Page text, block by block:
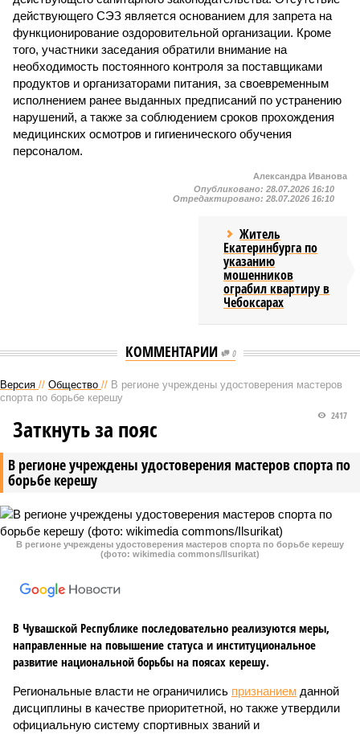
действующего СЭЗ является основанием для запрета на
функционирование оздоровительной организации. Кроме
того, участники заседания обратили внимание на
необходимость постоянного контроля за поставщиками
продуктов и организаторами питания, за своевременным
исполнением ранее выданных предписаний по устранению
нарушений, а также за соблюдением сроков прохождения
медицинских осмотров и гигиенического обучения
персоналом.
Александра Иванова
Опубликовано: 28.07.2026 16:10
Отредактировано: 28.07.2026 16:10
Житель
Екатеринбурга по
указанию
мошенников
ограбил квартиру в
Чебоксарах
КОММЕНТАРИИ 0
Версия // Общество // В регионе учреждены удостоверения мастеров
спорта по борьбе керешу
В регионе учреждены удостоверения мастеров спорта по
борьбе керешу
2417
Заткнуть за пояс
В регионе учреждены удостоверения мастеров спорта по борьбе керешу
(фото: wikimedia commons/Ilsurikat)
В Чувашской Республике последовательно реализуются меры,
направленные на повышение статуса и институциональное
развитие национальной борьбы на поясах керешу.
Региональные власти не ограничились признанием данной
дисциплины в качестве приоритетной, но также утвердили
официальную систему спортивных званий и